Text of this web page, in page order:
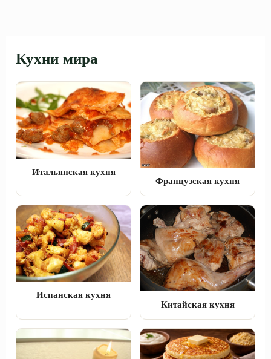
Кухни мира
Итальянская кухня
Французская кухня
Испанская кухня
Китайская кухня